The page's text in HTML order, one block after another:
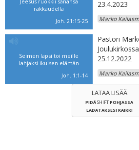
rakkaudella
Joh. 21:15-25
23.4.2023
Marko
Seimen lapsi toi meille
lahjaksi ikuisen elämän
Joh. 1:1-14
Pastori
25.12.2022
Marko
LATAA LISÄÄ
PIDÄSHIFTPOHJASSA
LADATAKSESI KAIKKI